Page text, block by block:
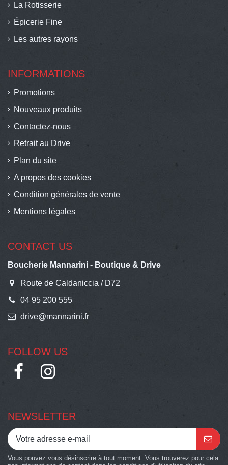
La Rotisserie
Épicerie Fine
Les autres rayons
INFORMATIONS
Promotions
Nouveaux produits
Contactez-nous
Retrait au Drive
Plan du site
A propos des cookies
Condition générales de vente
Mentions légales
CONTACT US
Boucherie Mannarini - Boutique & Drive
Route de Caldaniccia / D72
04 95 200 555
drive@mannarini.fr
FOLLOW US
NEWSLETTER
Vous pouvez vous désinscrire à tout moment. Vous trouverez pour cela